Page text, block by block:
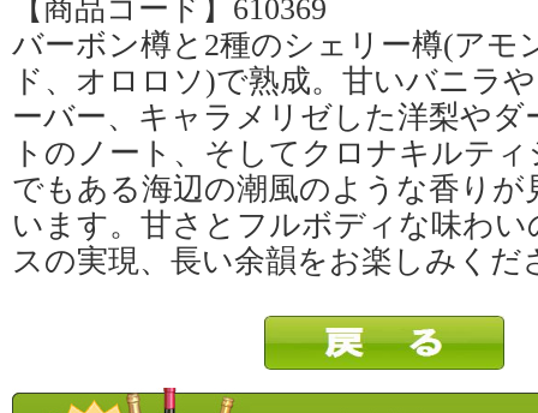
【商品コード】610369
バーボン樽と2種のシェリー樽(アモ
ド、オロロソ)で熟成。甘いバニラ
ーバー、キャラメリゼした洋梨やダ
トのノート、そしてクロナキルテ
でもある海辺の潮風のような香りが
います。甘さとフルボディな味わ
スの実現、長い余韻をお楽しみくだ